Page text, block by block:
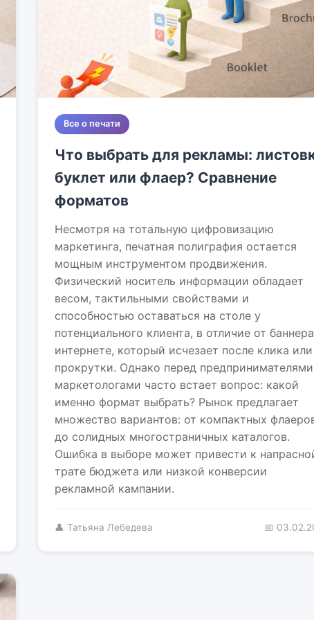
Все о печати
Что выбрать для рекламы:
буклет или флаер? Сравнение
форматов
Несмотря на тотальную цифровизацию
маркетинга, печатная полиграфия остается
мощным инструментом продвижения.
Физический носитель информации обладает
весом, тактильными свойствами и
способностью оставаться на столе у
потенциального клиента, в отличие от
интернете, который исчезает после клика или
прокрутки. Однако перед
маркетологами часто встает вопрос: какой
именно формат выбрать? Рынок предлагает
множество вариантов: от компактных
до солидных многостраничных каталогов.
Ошибка в выборе может привести к
трате бюджета или низкой конверсии
рекламной кампании.
👤 Татьяна Лебедева 📅